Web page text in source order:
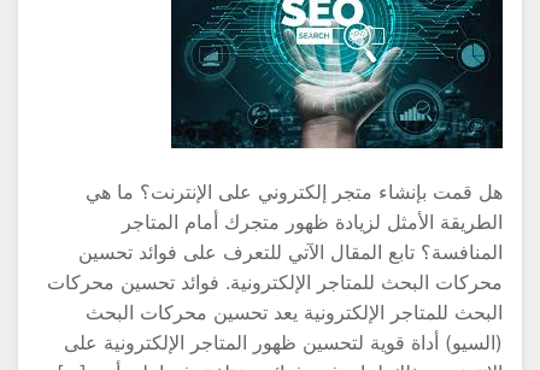
قمت بإنشاء متجر إلكتروني على الإنترنت؟ ما هي
الأمثل لزيادة ظهور متجرك أمام المتاجر
تابع المقال الآتي للتعرف على فوائد تحسين
البحث للمتاجر الإلكترونية. فوائد تحسين محركات
للمتاجر الإلكترونية يعد تحسين محركات البحث
أداة قوية لتحسين ظهور المتاجر الإلكترونية على